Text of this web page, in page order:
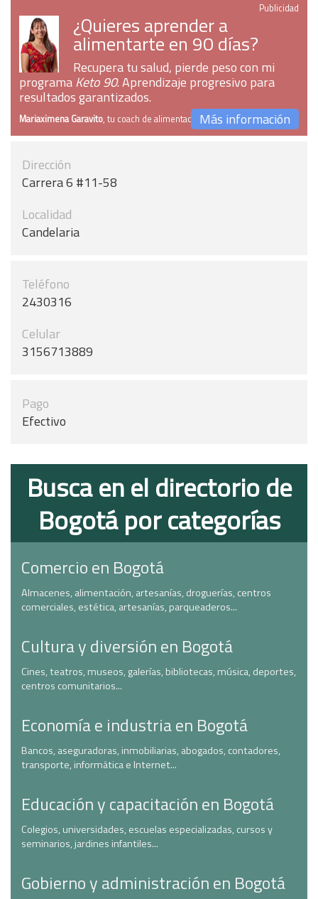
Publicidad
¿Quieres aprender a
alimentarte en 90 días?
Recupera tu salud, pierde peso con mi
programaKeto 90. Aprendizaje progresivo para
resultados garantizados.
Mariaximena Garavito, tu coach de alimentaciónMás información
Dirección
Carrera 6 #11-58
Localidad
Candelaria
Teléfono
2430316
Celular
3156713889
Pago
Efectivo
Busca en el directorio de
Bogotá por categorías
Comercio en Bogotá
Almacenes, alimentación, artesanías, droguerías, centros
comerciales, estética, artesanías, parqueaderos...
Cultura y diversión en Bogotá
Cines, teatros, museos, galerías, bibliotecas, música, deportes,
centros comunitarios...
Economía e industria en Bogotá
Bancos, aseguradoras, inmobiliarias, abogados, contadores,
transporte, informática e Internet...
Educación y capacitación en Bogotá
Colegios, universidades, escuelas especializadas, cursos y
seminarios, jardines infantiles...
Gobierno y administración en Bogotá